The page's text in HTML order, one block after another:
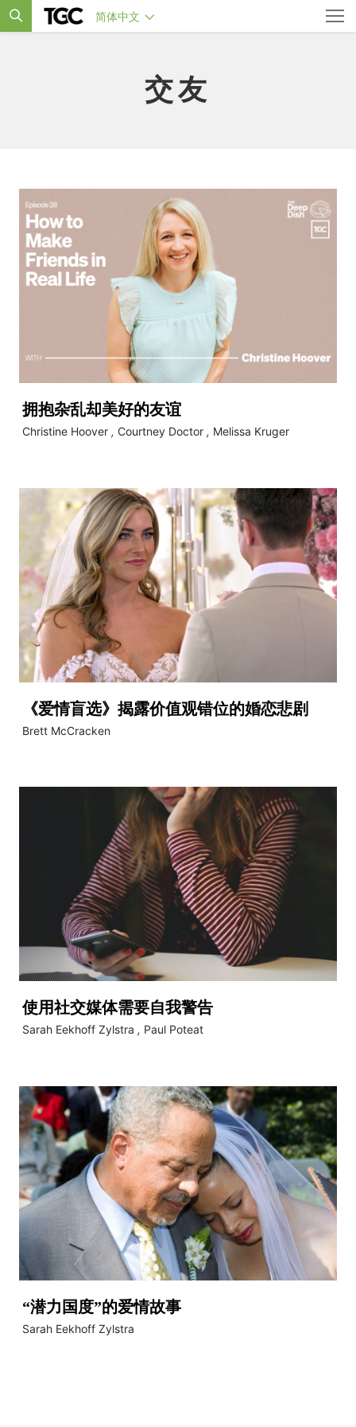
简体中文
交友
拥抱杂乱却美好的友谊
Christine Hoover , Courtney Doctor , Melissa Kruger
《爱情盲选》揭露价值观错位的婚恋悲剧
Brett McCracken
使用社交媒体需要自我警告
Sarah Eekhoff Zylstra , Paul Poteat
“潜力国度”的爱情故事
Sarah Eekhoff Zylstra